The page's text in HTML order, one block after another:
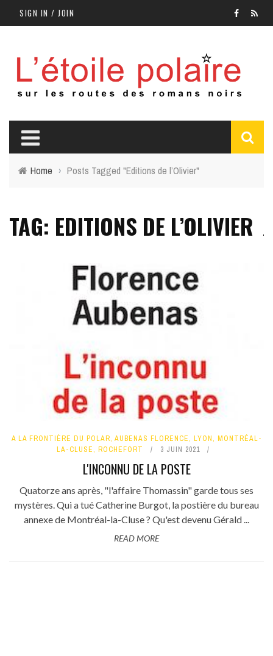
SIGN IN / JOIN
Home › Posts Tagged "Editions de l’Olivier"
TAG: EDITIONS DE L’OLIVIER
A LA FRONTIÈRE DU POLAR, AUBENAS FLORENCE, LYON, MONTRÉAL-
LA-CLUSE, ROCHEFORT 3 JUIN 2021
L'INCONNU DE LA POSTE
Quatorze ans après, "l'affaire Thomassin" garde tous ses
mystères. Qui a tué Catherine Burgot, la postière du bureau
annexe de Montréal-la-Cluse ? Qu'est devenu Gérald ...
READ MORE